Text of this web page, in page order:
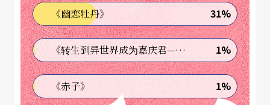
《幽恋牡丹》 31%
《转生到异世界成为嘉庆君—发现我的祖先是诈骗集团!?》 1%
《赤子》 1%